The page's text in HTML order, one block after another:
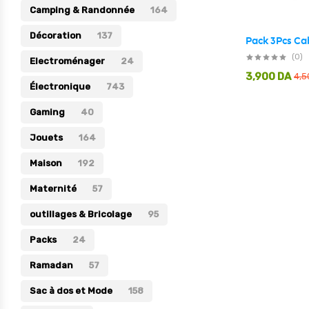
Électronique
Jouets
Maison
Maternité
Outillages & Bricolage
Packs
Sac à dos et Mode
Soins & Beauté
Sport
Divers
(0)
3,900 DA
Camping & Randonnée 164
Décoration 137
Electroménager 24
Électronique 743
Gaming 40
Jouets 164
Maison 192
Maternité 57
outillages & Bricolage 95
Packs 24
Ramadan 57
Sac à dos et Mode 158